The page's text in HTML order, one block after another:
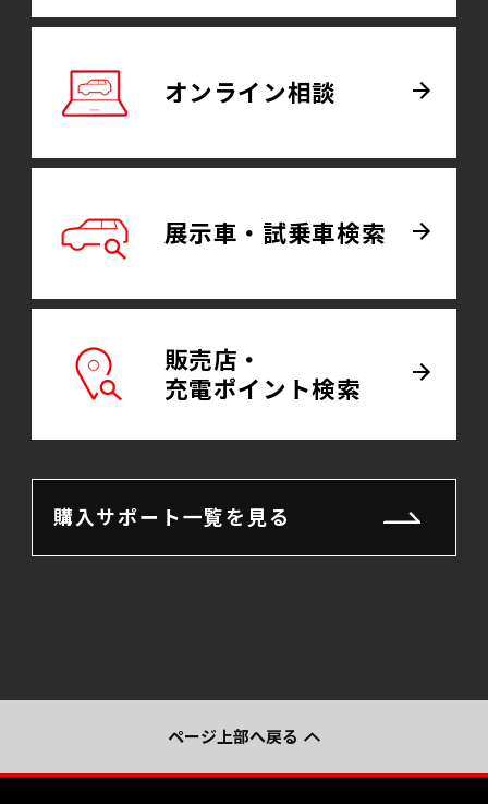
オンライン相談
展示車・試乗車検索
販売店・
充電ポイント検索
購入サポート一覧を見る
ページ上部へ戻る